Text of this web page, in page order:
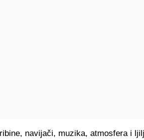
navijači, muzika, atmosfera i